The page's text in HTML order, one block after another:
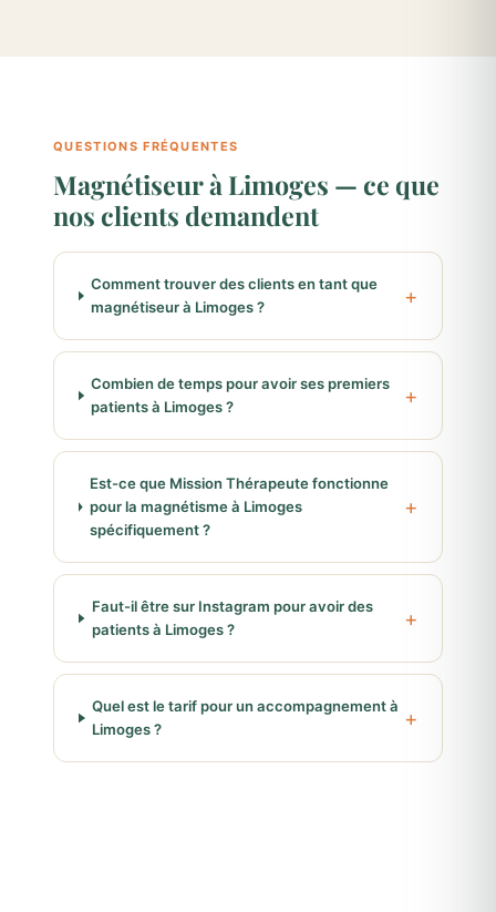
QUESTIONS FRÉQUENTES
Magnétiseur à Limoges — ce que
nos clients demandent
Comment trouver des clients en tant que
magnétiseur à Limoges ?
Combien de temps pour avoir ses premiers
patients à Limoges ?
Est-ce que Mission Thérapeute fonctionne
pour la magnétisme à Limoges
spécifiquement ?
Faut-il être sur Instagram pour avoir des
patients à Limoges ?
Quel est le tarif pour un accompagnement à
Limoges ?